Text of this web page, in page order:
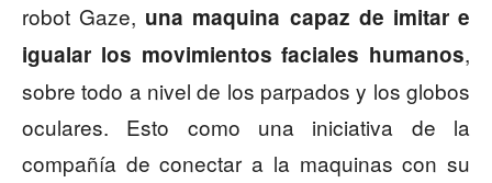
robot Gaze, una maquina capaz de imitar e
igualar los movimientos faciales humanos,
sobre todo a nivel de los parpados y los globos
oculares. Esto como una iniciativa de la
compañía de conectar a la maquinas con su